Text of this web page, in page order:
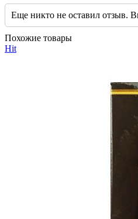
Еще никто не оставил отзыв.
Похожие товары
Hit